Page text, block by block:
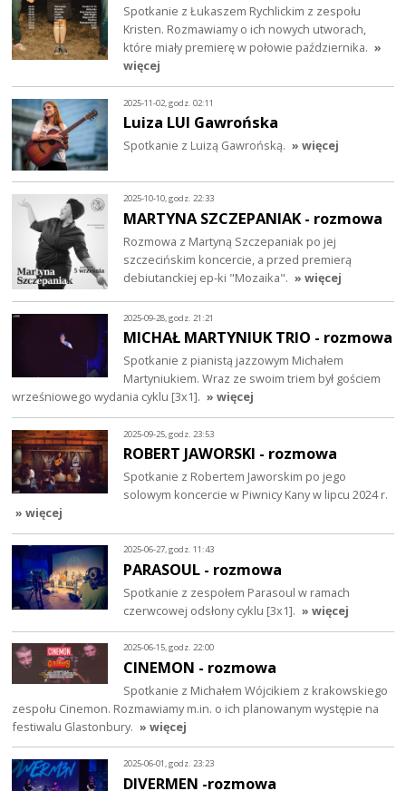
Spotkanie z Łukaszem Rychlickim z zespołu
Kristen. Rozmawiamy o ich nowych utworach,
które miały premierę w połowie października. »
więcej
2025-11-02, godz. 02:11
Luiza LUI Gawrońska
Spotkanie z Luizą Gawrońską. » więcej
2025-10-10, godz. 22:33
MARTYNA SZCZEPANIAK - rozmowa
Rozmowa z Martyną Szczepaniak po jej
szczecińskim koncercie, a przed premierą
debiutanckiej ep-ki "Mozaika". » więcej
2025-09-28, godz. 21:21
MICHAŁ MARTYNIUK TRIO - rozmowa
Spotkanie z pianistą jazzowym Michałem
Martyniukiem. Wraz ze swoim triem był gościem
wrześniowego wydania cyklu [3x1]. » więcej
2025-09-25, godz. 23:53
ROBERT JAWORSKI - rozmowa
Spotkanie z Robertem Jaworskim po jego
solowym koncercie w Piwnicy Kany w lipcu 2024 r.
» więcej
2025-06-27, godz. 11:43
PARASOUL - rozmowa
Spotkanie z zespołem Parasoul w ramach
czerwcowej odsłony cyklu [3x1]. » więcej
2025-06-15, godz. 22:00
CINEMON - rozmowa
Spotkanie z Michałem Wójcikiem z krakowskiego
zespołu Cinemon. Rozmawiamy m.in. o ich planowanym występie na
festiwalu Glastonbury. » więcej
2025-06-01, godz. 23:23
DIVERMEN -rozmowa